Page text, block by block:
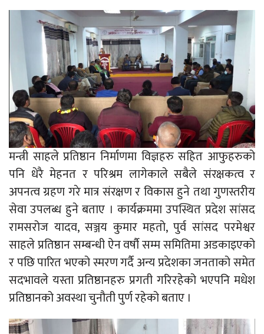
मन्त्री साहले प्रतिष्ठान निर्माणमा विज्ञहरु सहित आफुहरुको
पनि धेरै मेहनत र परिश्रम लागेकाले सबैले संरक्षकत्व र
अपनत्व ग्रहण गरे मात्र संरक्षण र विकास हुने तथा गुणस्तरीय
सेवा उपलब्ध हुने बताए । कार्यक्रममा उपस्थित प्रदेश सांसद
रामसरोज यादव, सञ्जय कुमार महतो, पुर्व सांसद परमेश्वर
साहले प्रतिष्ठान सम्बन्धी ऐन वर्षौ सम्म समितिमा अडकाइएको
र पछि पारित भएको स्मरण गर्दै अन्य प्रदेशका जनताको समेत
सदभावले यस्ता प्रतिष्ठानहरु प्रगती गरिरहेको भएपनि मधेश
प्रतिष्ठानको अवस्था चुनौती पुर्ण रहेको बताए ।